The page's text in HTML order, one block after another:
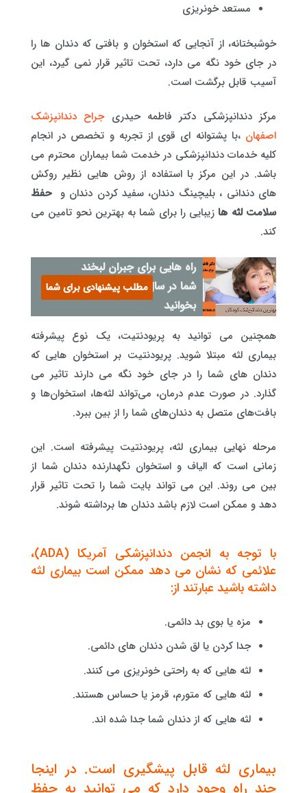
مستعد خونریزی
خوشبختانه، از آنجایی که استخوان و بافتی که دندان ها را
در جای خود نگه می دارد، تحت تاثیر قرار نمی گیرد، این
آسیب قابل برگشت است.
مرکز دندانپزشکی دکتر فاطمه حیدریجراح دندانپزشک
اصفهان ،با پشتوانه ای قوی از تجربه و تخصص در انجام
کلیه خدمات دندانپزشکی در خدمت شما بیماران محترم می
باشد. در این مرکز با استفاده از روش هایی نظیر روکش
های دندانی ، بلیچینگ دندان، سفید کردن دندان و حفظ
سلامت لثه ها زیبایی را برای شما به بهترین نحو تامین می
کند.
راه هایی برای جبران لبخند
شما در سال 2023 است
بخوانید
مطلب پیشنهادی برای شما
همچنین می توانید به پریودنتیت، یک نوع پیشرفته
بیماری لثه مبتلا شوید. پریودنتیت بر استخوان هایی که
دندان های شما را در جای خود نگه می دارند تاثیر می
گذارد. در صورت عدم درمان، می‌تواند لثه‌ها، استخوان‌ها و
بافت‌های متصل به دندان‌های شما را از بین ببرد.
مرحله نهایی بیماری لثه، پریودنتیت پیشرفته است. این
زمانی است که الیاف و استخوان نگهدارنده دندان شما از
بین می روند. این می تواند بایت شما را تحت تاثیر قرار
دهد و ممکن است لازم باشد دندان ها برداشته شوند.
با توجه به انجمن دندانپزشکی آمریکا (ADA)،
علائمی که نشان می دهد ممکن است بیماری لثه
داشته باشید عبارتند از:
مزه یا بوی بد دائمی.
جدا کردن یا لق شدن دندان های دائمی.
لثه هایی که به راحتی خونریزی می کنند.
لثه هایی که متورم، قرمز یا حساس هستند.
لثه هایی که از دندان شما جدا شده اند.
بیماری لثه قابل پیشگیری است. در اینجا
چند راه وجود دارد که می توانید به حفظ